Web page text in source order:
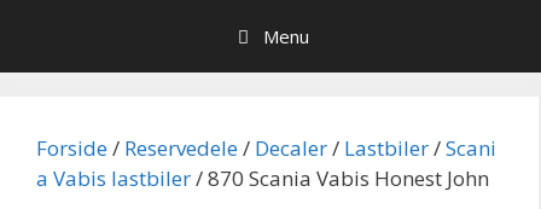
indhold
Menu
Forside/ Reservedele/ Decaler/ Lastbiler/Scani
a Vabis lastbiler/ 870 Scania Vabis Honest John